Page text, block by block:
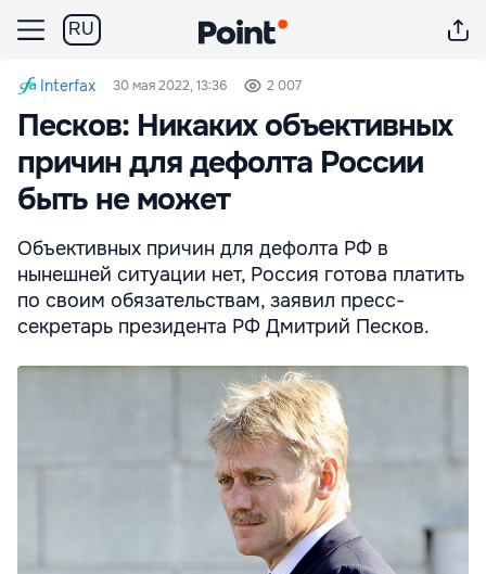
RU
Interfax 30 мая 2022, 13:36 2 007
Песков: Никаких объективных
причин для дефолта России
быть не может
Объективных причин для дефолта РФ в
нынешней ситуации нет, Россия готова платить
по своим обязательствам, заявил пресс-
секретарь президента РФ Дмитрий Песков.